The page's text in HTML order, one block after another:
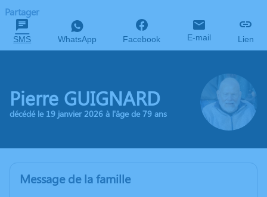
Partager
SMS WhatsApp Facebook E-mail Lien
Pierre GUIGNARD
décédé le 19 janvier 2026 à l'âge de 79 ans
Message de la famille